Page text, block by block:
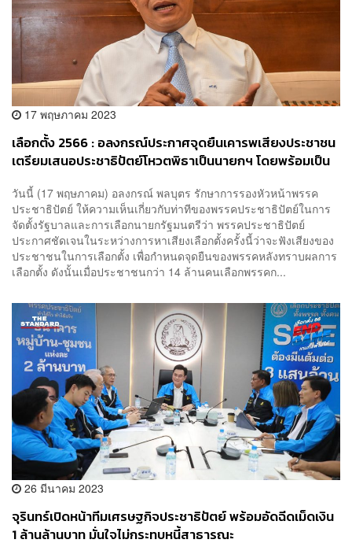
17 พฤษภาคม 2023
เลือกตั้ง 2566 : อลงกรณ์ประกาศจุดยืนเคารพเสียงประชาชน
เตรียมเสนอประชาธิปัตย์โหวตพิธาเป็นนายกฯ โดยพร้อมเป็น
วันนี้ (17 พฤษภาคม) อลงกรณ์ พลบุตร รักษาการรองหัวหน้าพรรค
ประชาธิปัตย์ ให้ความเห็นเกี่ยวกับท่าทีของพรรคประชาธิปัตย์ในการ
จัดตั้งรัฐบาลและการเลือกนายกรัฐมนตรีว่า พรรคประชาธิปัตย์
ประกาศชัดเจนในระหว่างการหาเสียงเลือกตั้งครั้งนี้ว่าจะฟังเสียงของ
ประชาชนในการเลือกตั้ง เพื่อกำหนดจุดยืนของพรรคหลังทราบผลการ
เลือกตั้ง ดังนั้นเมื่อประชาชนกว่า 14 ล้านคนเลือกพรรคก...
26 มีนาคม 2023
จุรินทร์เปิดหน้าทีมเศรษฐกิจประชาธิปัตย์ พร้อมอัดฉีดเม็ดเงิน
1 ล้านล้านบาท มั่นใจไม่กระทบหนี้สาธารณะ